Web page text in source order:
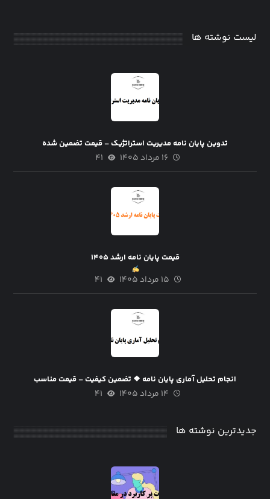
لیست نوشته ها
تدوین پایان نامه مدیریت استراتژیک – قیمت تضمین شده
۱۶ مرداد ۱۴۰۵ ۴۱
قیمت پایان نامه ارشد ۱۴۰۵
۱۵ مرداد ۱۴۰۵ ۴۱
انجام تحلیل آماری پایان نامه ❖ تضمین کیفیت – قیمت مناسب
۱۴ مرداد ۱۴۰۵ ۴۱
جدیدترین نوشته ها